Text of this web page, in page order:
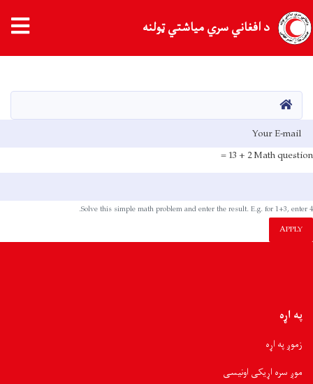
د افغاني سري میاشتي ټولنه
کور
E-mail
Math question
2 + 13 =
Solve this simple math problem and enter the result. E.g. for 1+3, enter 4.
APPLY
په اړه
زموږ په اړه
موږ سره اړیکی اونیسی